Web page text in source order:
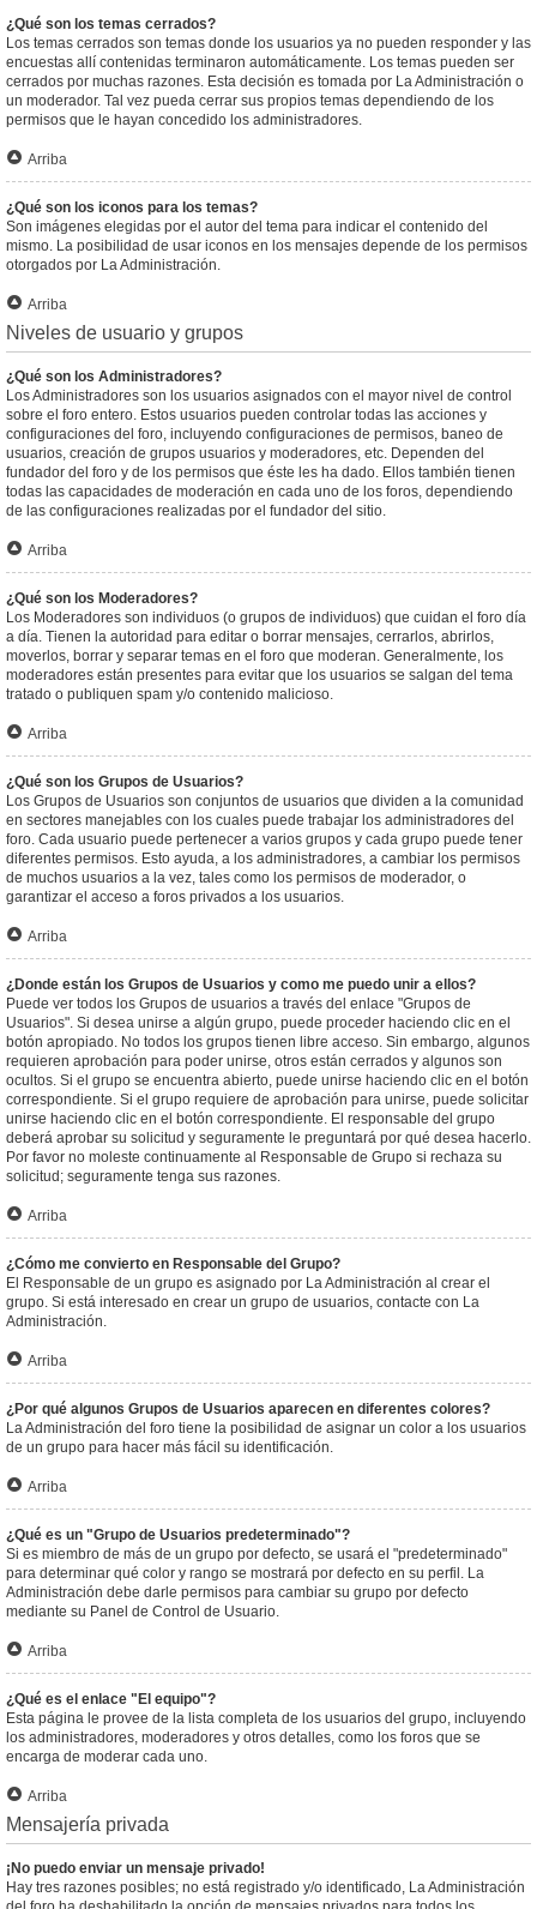
¿Qué son los temas cerrados?
Los temas cerrados son temas donde los usuarios ya no pueden responder y las
encuestas allí contenidas terminaron automáticamente. Los temas pueden ser
cerrados por muchas razones. Esta decisión es tomada por La Administración o
un moderador. Tal vez pueda cerrar sus propios temas dependiendo de los
permisos que le hayan concedido los administradores.
Arriba
¿Qué son los iconos para los temas?
Son imágenes elegidas por el autor del tema para indicar el contenido del
mismo. La posibilidad de usar iconos en los mensajes depende de los permisos
otorgados por La Administración.
Arriba
Niveles de usuario y grupos
¿Qué son los Administradores?
Los Administradores son los usuarios asignados con el mayor nivel de control
sobre el foro entero. Estos usuarios pueden controlar todas las acciones y
configuraciones del foro, incluyendo configuraciones de permisos, baneo de
usuarios, creación de grupos usuarios y moderadores, etc. Dependen del
fundador del foro y de los permisos que éste les ha dado. Ellos también tienen
todas las capacidades de moderación en cada uno de los foros, dependiendo
de las configuraciones realizadas por el fundador del sitio.
Arriba
¿Qué son los Moderadores?
Los Moderadores son individuos (o grupos de individuos) que cuidan el foro día
a día. Tienen la autoridad para editar o borrar mensajes, cerrarlos, abrirlos,
moverlos, borrar y separar temas en el foro que moderan. Generalmente, los
moderadores están presentes para evitar que los usuarios se salgan del tema
tratado o publiquen spam y/o contenido malicioso.
Arriba
¿Qué son los Grupos de Usuarios?
Los Grupos de Usuarios son conjuntos de usuarios que dividen a la comunidad
en sectores manejables con los cuales puede trabajar los administradores del
foro. Cada usuario puede pertenecer a varios grupos y cada grupo puede tener
diferentes permisos. Esto ayuda, a los administradores, a cambiar los permisos
de muchos usuarios a la vez, tales como los permisos de moderador, o
garantizar el acceso a foros privados a los usuarios.
Arriba
¿Donde están los Grupos de Usuarios y como me puedo unir a ellos?
Puede ver todos los Grupos de usuarios a través del enlace "Grupos de
Usuarios". Si desea unirse a algún grupo, puede proceder haciendo clic en el
botón apropiado. No todos los grupos tienen libre acceso. Sin embargo, algunos
requieren aprobación para poder unirse, otros están cerrados y algunos son
ocultos. Si el grupo se encuentra abierto, puede unirse haciendo clic en el botón
correspondiente. Si el grupo requiere de aprobación para unirse, puede solicitar
unirse haciendo clic en el botón correspondiente. El responsable del grupo
deberá aprobar su solicitud y seguramente le preguntará por qué desea hacerlo.
Por favor no moleste continuamente al Responsable de Grupo si rechaza su
solicitud; seguramente tenga sus razones.
Arriba
¿Cómo me convierto en Responsable del Grupo?
El Responsable de un grupo es asignado por La Administración al crear el
grupo. Si está interesado en crear un grupo de usuarios, contacte con La
Administración.
Arriba
¿Por qué algunos Grupos de Usuarios aparecen en diferentes colores?
La Administración del foro tiene la posibilidad de asignar un color a los usuarios
de un grupo para hacer más fácil su identificación.
Arriba
¿Qué es un "Grupo de Usuarios predeterminado"?
Si es miembro de más de un grupo por defecto, se usará el "predeterminado"
para determinar qué color y rango se mostrará por defecto en su perfil. La
Administración debe darle permisos para cambiar su grupo por defecto
mediante su Panel de Control de Usuario.
Arriba
¿Qué es el enlace "El equipo"?
Esta página le provee de la lista completa de los usuarios del grupo, incluyendo
los administradores, moderadores y otros detalles, como los foros que se
encarga de moderar cada uno.
Arriba
Mensajería privada
¡No puedo enviar un mensaje privado!
Hay tres razones posibles; no está registrado y/o identificado, La Administración